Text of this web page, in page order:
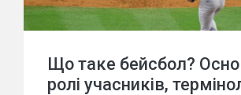
Що таке бейсбол?
ролі учасників,